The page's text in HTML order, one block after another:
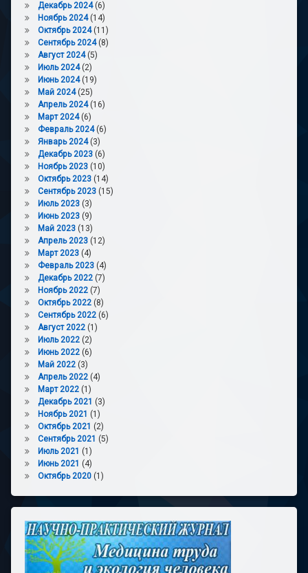
Декабрь 2024(6)
Ноябрь 2024(14)
Октябрь 2024(11)
Сентябрь 2024(8)
Август 2024(5)
Июль 2024(2)
Июнь 2024(19)
Май 2024(25)
Апрель 2024(16)
Март 2024(6)
Февраль 2024(6)
Январь 2024(3)
Декабрь 2023(6)
Ноябрь 2023(10)
Октябрь 2023(14)
Сентябрь 2023(15)
Июль 2023(3)
Июнь 2023(9)
Май 2023(13)
Апрель 2023(12)
Март 2023(4)
Февраль 2023(4)
Декабрь 2022(7)
Ноябрь 2022(7)
Октябрь 2022(8)
Сентябрь 2022(6)
Август 2022(1)
Июль 2022(2)
Июнь 2022(6)
Май 2022(3)
Апрель 2022(4)
Март 2022(1)
Декабрь 2021 (3)
Ноябрь 2021 (1)
Октябрь 2021 (2)
Сентябрь 2021 (5)
Июль 2021 (1)
Июнь 2021 (4)
Октябрь 2020(1)